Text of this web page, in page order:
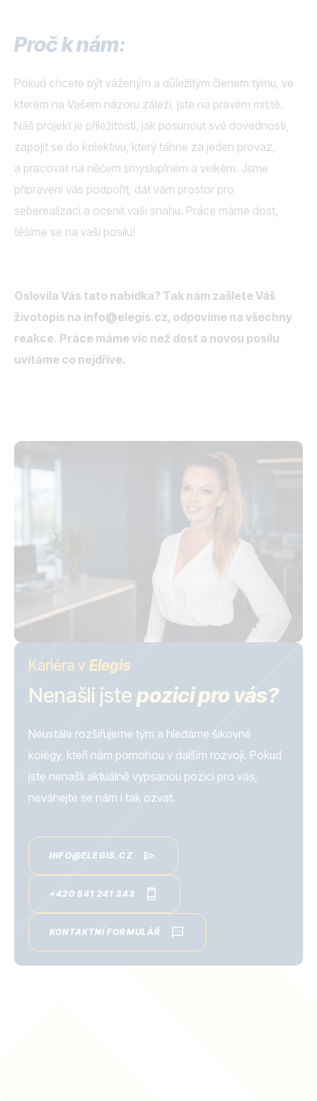
Proč k nám:
Pokud chcete být váženým a důležitým členem týmu, ve
kterém na Vašem názoru záleží, jste na pravém místě.
Náš projekt je příležitostí, jak posunout své dovednosti,
zapojit se do kolektivu, který táhne za jeden provaz,
a pracovat na něčem smysluplném a velkém. Jsme
připraveni vás podpořit, dát vám prostor pro
seberealizaci a ocenit vaši snahu. Práce máme dost,
těšíme se na vaši posilu!
Oslovila Vás tato nabídka? Tak nám zašlete Váš
životopis na info@elegis.cz, odpovíme na všechny
reakce. Práce máme víc než dost a novou posilu
uvítáme co nejdříve.
Kariéra v Elegis
Nenašli jste pozici pro vás?
Neustále rozšiřujeme tým a hledáme šikovné
kolegy, kteří nám pomohou v dalším rozvoji. Pokud
jste nenašli aktuálně vypsanou pozici pro vás,
neváhejte se nám i tak ozvat.
INFO@ELEGIS.CZ
+420 541 241 343
KONTAKTNÍ FORMULÁŘ